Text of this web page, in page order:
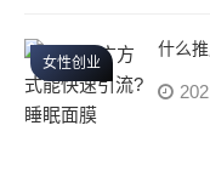
女性创业
什么